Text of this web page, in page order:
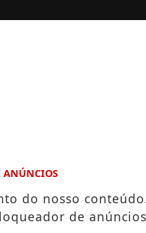
DIVINO ESPÍRITO SANTO
ANÚNCIOS
do nosso
de